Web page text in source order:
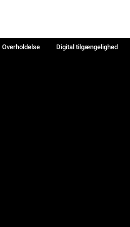
Overholdelse
Digital tilgængelighed